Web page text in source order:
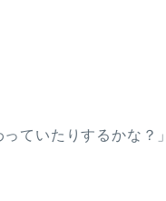
ていたりするかな？」